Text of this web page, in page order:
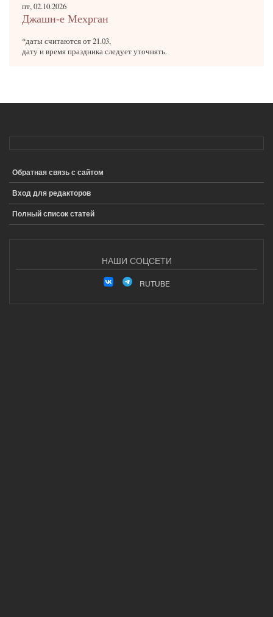
пт, 02.10.2026
Джашн-е Мехрган
*даты считаются от 21.03,
дату и время праздника следует уточнять.
ПОДВАЛ
Обратная связь с сайтом
Вход для редакторов
Полный список статей
НАШИ СОЦСЕТИ
RUTUBE